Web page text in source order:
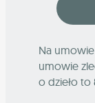
Na
umowie
o dzieło to